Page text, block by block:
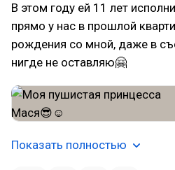
В этом году ей 11 лет
прямо у нас в прошлой
рождения со мной, даже в
нигде не оставляю🤗
Показать полностью